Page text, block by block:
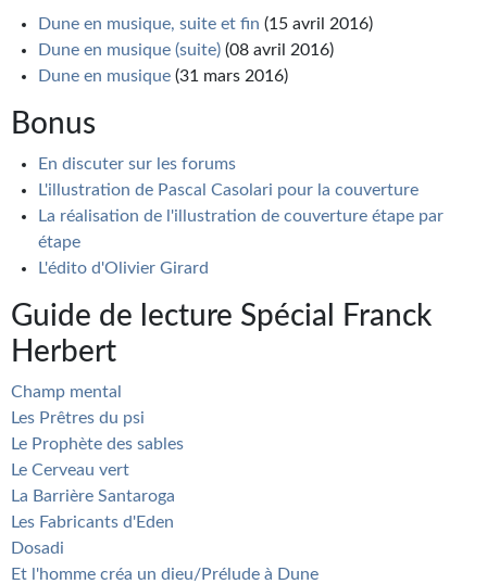
Dune en musique, suite et fin (15 avril 2016)
Dune en musique (suite) (08 avril 2016)
Dune en musique (31 mars 2016)
Bonus
En discuter sur les forums
L'illustration de Pascal Casolari pour la couverture
La réalisation de l'illustration de couverture étape par
étape
L'édito d'Olivier Girard
Guide de lecture Spécial Franck
Herbert
Champ mental
Les Prêtres du psi
Le Prophète des sables
Le Cerveau vert
La Barrière Santaroga
Les Fabricants d'Eden
Dosadi
Et l'homme créa un dieu/Prélude à Dune